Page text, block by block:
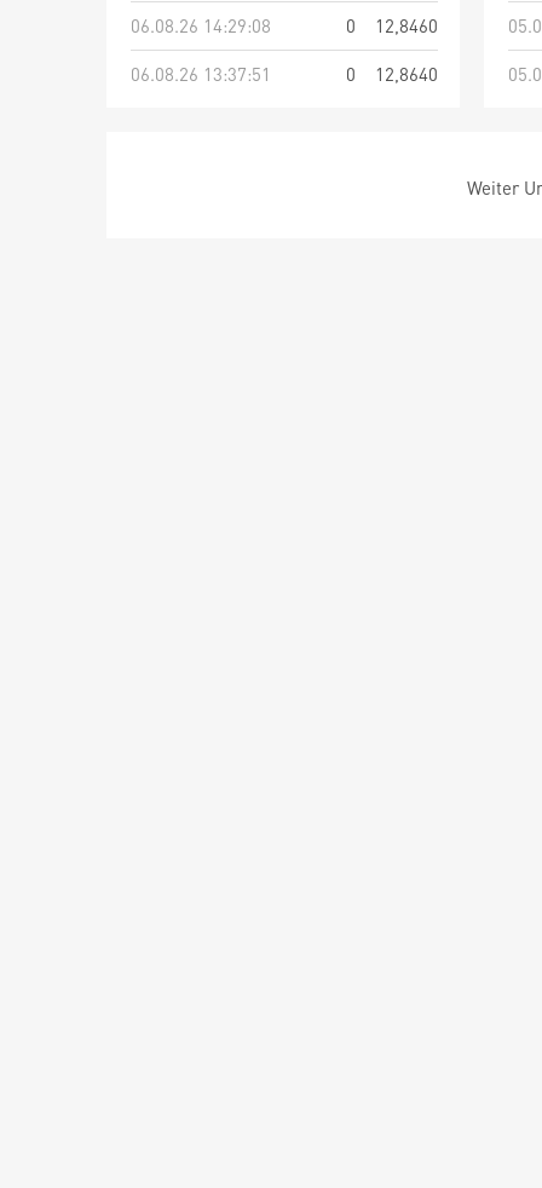
06.08.26 14:29:08
0
12,8460
06.08.26 13:37:51
0 12,8640
Weiter